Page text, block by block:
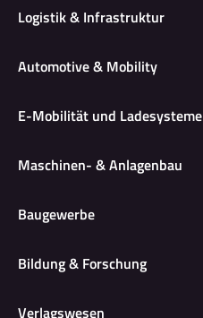
Logistik & Infrastruktur
Automotive & Mobility
E-Mobilität und Ladesysteme
Maschinen- & Anlagenbau
Baugewerbe
Bildung & Forschung
Verlagswesen